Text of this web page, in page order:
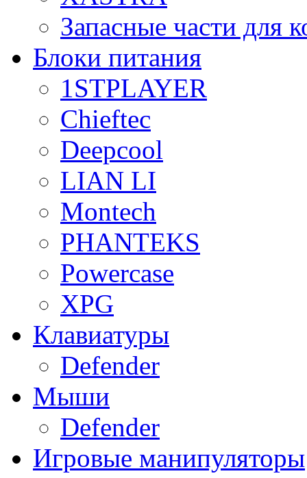
Запасные части для
Блоки питания
1STPLAYER
Chieftec
Deepcool
LIAN LI
Montech
PHANTEKS
Powercase
XPG
Клавиатуры
Defender
Мыши
Defender
Игровые манипуляторы